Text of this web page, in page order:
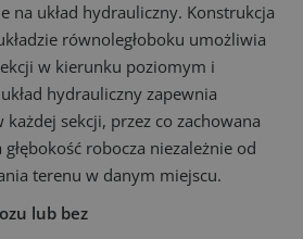
na układ hydrauliczny. Konstrukcja
równoległoboku umożliwia
w kierunku poziomym i
hydrauliczny zapewnia
sekcji, przez co zachowana
robocza niezależnie od
terenu w danym miejscu.
lub bez